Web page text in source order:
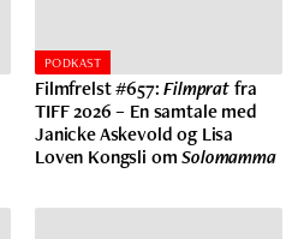
PODKAST
Filmfrelst #657:Filmpratfra
TIFF 2026 – En samtale med
Janicke Askevold og Lisa
Loven Kongsli omSolomamma